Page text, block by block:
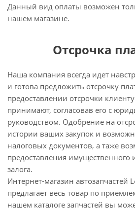
Данный вид оплаты возможен
нашем магазине.
Отсрочка
Наша компания всегда идет
и готова предложить отсрочку
предоставлении отсрочки
принимают, согласовав его с
руководством. Одобрение на
истории ваших закупок и
налоговых документов, а таже
предоставления имущественного
залога.
Интернет-магазин автозапчастей
предлагает весь товар по
нашем каталоге запчастей вы